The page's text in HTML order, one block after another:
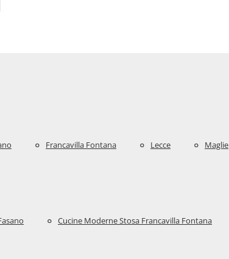
Francavilla Fontana Lecce Maglie
Cucine Moderne Stosa Francavilla Fontana